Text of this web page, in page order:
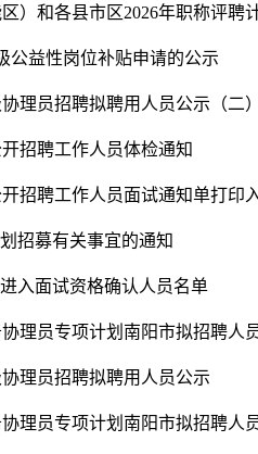
）和各县市区2026年职称评聘
公益性岗位补贴申请的公示
理员招聘拟聘用人员公示（二
招聘工作人员体检通知
招聘工作人员面试通知单打印
招募有关事宜的通知
入面试资格确认人员名单
理员专项计划南阳市拟招聘人
理员招聘拟聘用人员公示
理员专项计划南阳市拟招聘人